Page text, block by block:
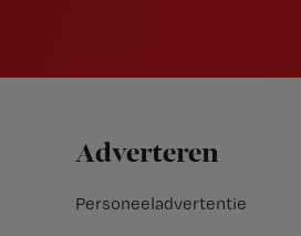
Adverteren
Personeeladvertentie